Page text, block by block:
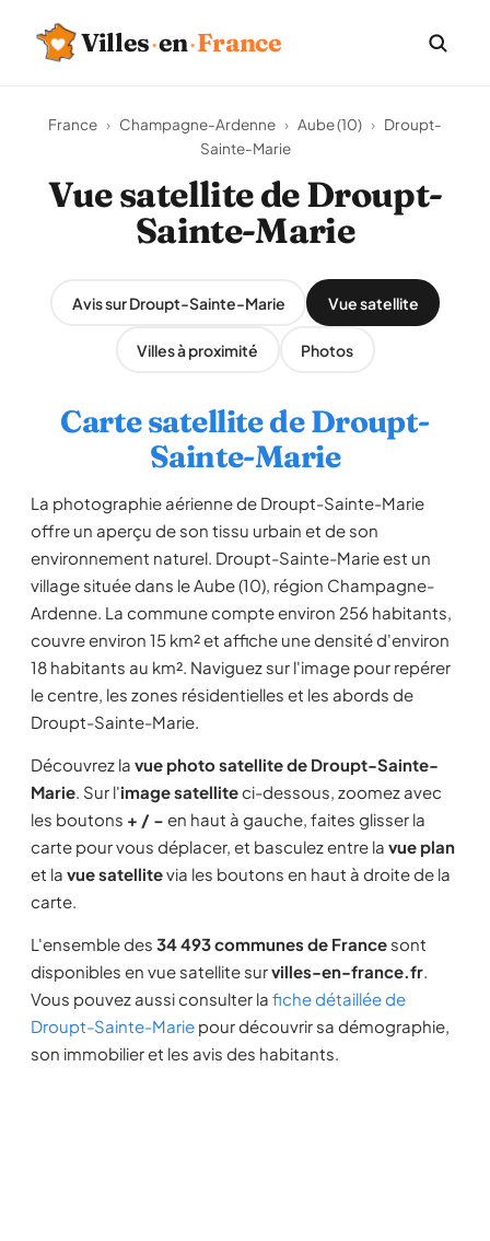
Villes·en·France
France › Champagne-Ardenne › Aube (10) › Droupt-
Sainte-Marie
Vue satellite de Droupt-
Sainte-Marie
Avis sur Droupt-Sainte-Marie Vue satellite
Villes à proximité Photos
Carte satellite de Droupt-
Sainte-Marie
La photographie aérienne de Droupt-Sainte-Marie
offre un aperçu de son tissu urbain et de son
environnement naturel. Droupt-Sainte-Marie est un
village située dans le Aube (10), région Champagne-
Ardenne. La commune compte environ 256 habitants,
couvre environ 15 km² et affiche une densité d'environ
18 habitants au km². Naviguez sur l'image pour repérer
le centre, les zones résidentielles et les abords de
Droupt-Sainte-Marie.
Découvrez la vue photo satellite de Droupt-Sainte-
Marie. Sur l'image satelliteci-dessous, zoomez avec
les boutons + / − en haut à gauche, faites glisser la
carte pour vous déplacer, et basculez entre la vue plan
et la vue satellitevia les boutons en haut à droite de la
carte.
L'ensemble des 34 493 communes de France sont
disponibles en vue satellite survilles-en-france.fr.
Vous pouvez aussi consulter la fiche détaillée de
Droupt-Sainte-Marie pour découvrir sa démographie,
son immobilier et les avis des habitants.